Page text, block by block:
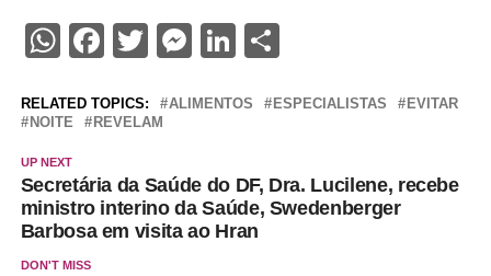
WhatsApp
Facebook
Twitter
Messenger
LinkedIn
Share
RELATED TOPICS: ALIMENTOS ESPECIALISTAS
EVITAR
NOITE
REVELAM
UP NEXT
Secretária da Saúde do DF, Dra. Lucilene, recebe
ministro interino da Saúde, Swedenberger
Barbosa em visita ao Hran
DON'T MISS